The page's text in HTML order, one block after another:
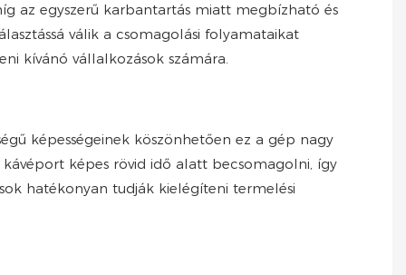
az egyszerű karbantartás miatt megbízható és
válik a csomagolási folyamataikat
kívánó vállalkozások számára.
képességeinek köszönhetően ez a gép nagy
kávéport képes rövid idő alatt becsomagolni, így
hatékonyan tudják kielégíteni termelési